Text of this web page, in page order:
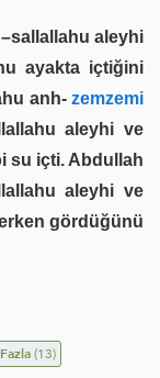
–sallallahu aleyhi
ayakta içtiğini
anh-zemzemi
aleyhi ve
su içti. Abdullah
aleyhi ve
gördüğünü
(13)